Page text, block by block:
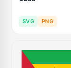
SVG PNG